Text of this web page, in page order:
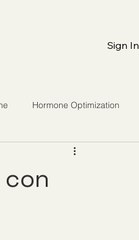
Sign In
Hormone Optimization
con